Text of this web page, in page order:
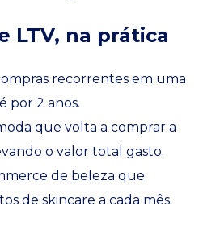
LTV, na prática
recorrentes em uma
por 2 anos.
que volta a comprar a
o valor total gasto.
de beleza que
de skincare a cada mês.